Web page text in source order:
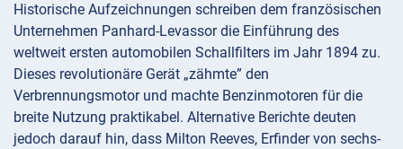
Historische Aufzeichnungen schreiben dem französischen
Unternehmen Panhard-Levassor die Einführung des
weltweit ersten automobilen Schallfilters im Jahr 1894 zu.
Dieses revolutionäre Gerät „zähmte” den
Verbrennungsmotor und machte Benzinmotoren für die
breite Nutzung praktikabel. Alternative Berichte deuten
jedoch darauf hin, dass Milton Reeves, Erfinder von sechs-